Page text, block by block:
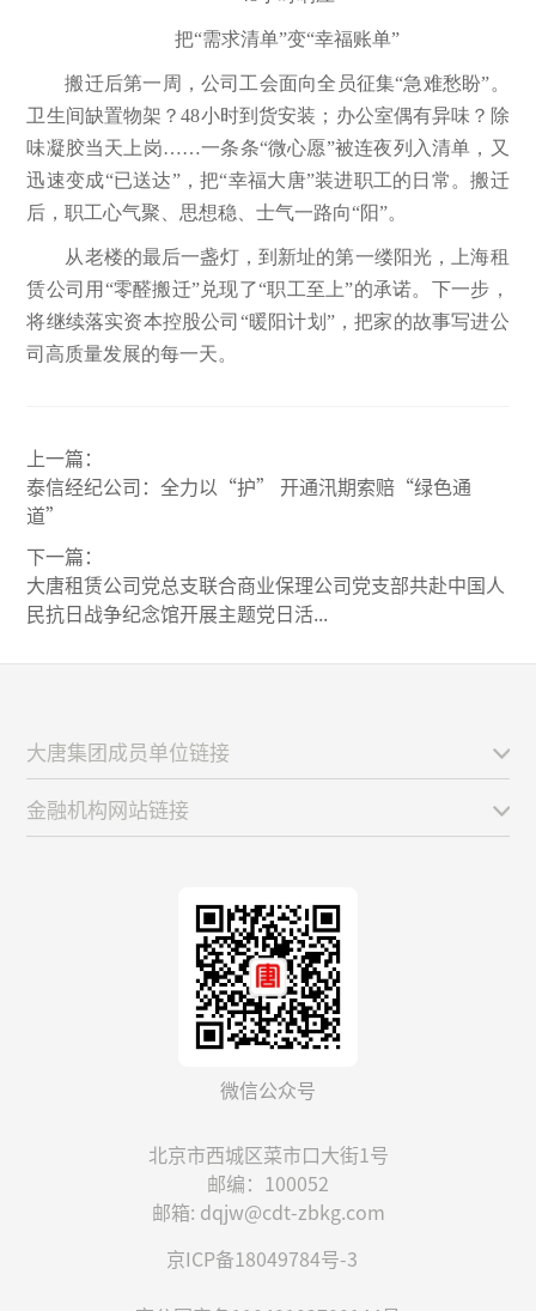
把“需求清单”变“幸福账单”
搬迁后第一周，公司工会面向全员征集“急难愁盼”。
卫生间缺置物架？48小时到货安装；办公室偶有异味？除
味凝胶当天上岗……一条条“微心愿”被连夜列入清单，又
迅速变成“已送达”，把“幸福大唐”装进职工的日常。搬迁
后，职工心气聚、思想稳、士气一路向“阳”。
从老楼的最后一盏灯，到新址的第一缕阳光，上海租
赁公司用“零醛搬迁”兑现了“职工至上”的承诺。下一步，
将继续落实资本控股公司“暖阳计划”，把家的故事写进公
司高质量发展的每一天。
上一篇：
泰信经纪公司：全力以“护” 开通汛期索赔“绿色通
道”
下一篇：
大唐租赁公司党总支联合商业保理公司党支部共赴中国人
民抗日战争纪念馆开展主题党日活...
微信公众号
北京市西城区菜市口大街1号
邮编：100052
邮箱: dqjw@cdt-zbkg.com
京ICP备18049784号-3
大唐集团成员单位链接
金融机构网站链接